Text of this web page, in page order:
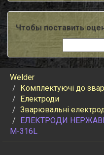
Чтобы поставить
Welder
Комплектуючі до
Електроди
Зварювальні
ЕЛЕКТРОДИ
М-316L